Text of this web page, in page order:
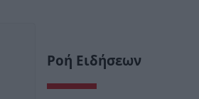
Ροή Ειδήσεων